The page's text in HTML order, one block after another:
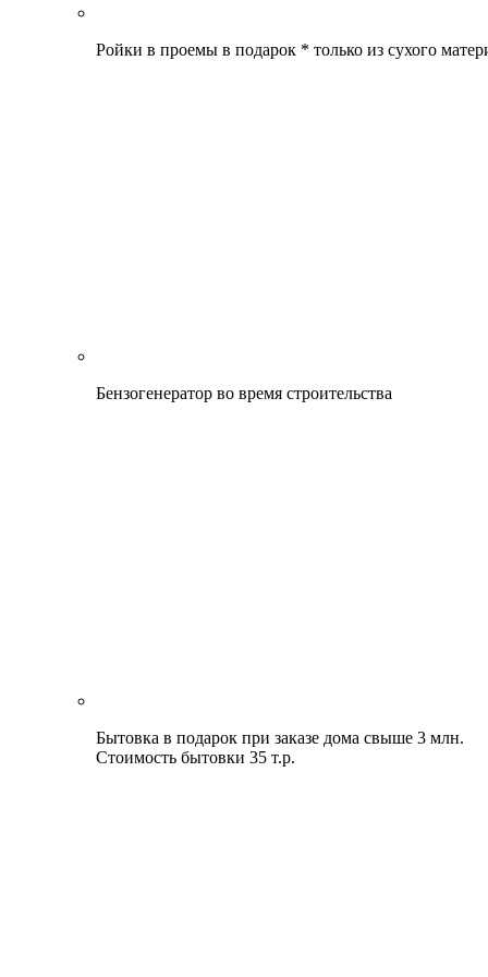
Ройки в проемы в подарок * только из сухого
Бензогенератор во время строительства
Бытовка в подарок при заказе дома свыше 3 млн.
Стоимость бытовки 35 т.р.